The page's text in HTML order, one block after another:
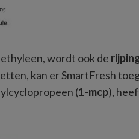
wordt ook de
kan er SmartFresh
(1-mcp),